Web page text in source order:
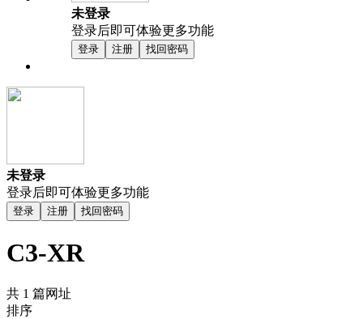
未登录
登录后即可体验更多功能
登录 注册 找回密码
未登录
登录后即可体验更多功能
登录 注册 找回密码
C3-XR
共 1 篇网址
排序